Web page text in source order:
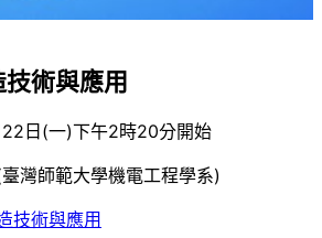
術與應用
22日(一)下午2時20分開始
灣師範大學機電工程學系)
技術與應用